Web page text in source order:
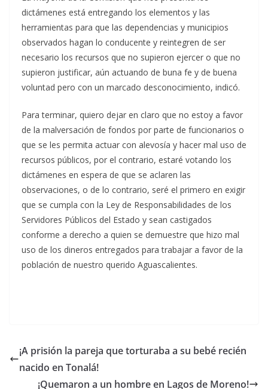
dictámenes está entregando los elementos y las
herramientas para que las dependencias y municipios
observados hagan lo conducente y reintegren de ser
necesario los recursos que no supieron ejercer o que no
supieron justificar, aún actuando de buna fe y de buena
voluntad pero con un marcado desconocimiento, indicó.
Para terminar, quiero dejar en claro que no estoy a favor
de la malversación de fondos por parte de funcionarios o
que se les permita actuar con alevosía y hacer mal uso de
recursos públicos, por el contrario, estaré votando los
dictámenes en espera de que se aclaren las
observaciones, o de lo contrario, seré el primero en exigir
que se cumpla con la Ley de Responsabilidades de los
Servidores Públicos del Estado y sean castigados
conforme a derecho a quien se demuestre que hizo mal
uso de los dineros entregados para trabajar a favor de la
población de nuestro querido Aguascalientes.
¡A prisión la pareja que torturaba a su bebé recién
nacido en Tonalá!
¡Quemaron a un hombre en Lagos de Moreno!